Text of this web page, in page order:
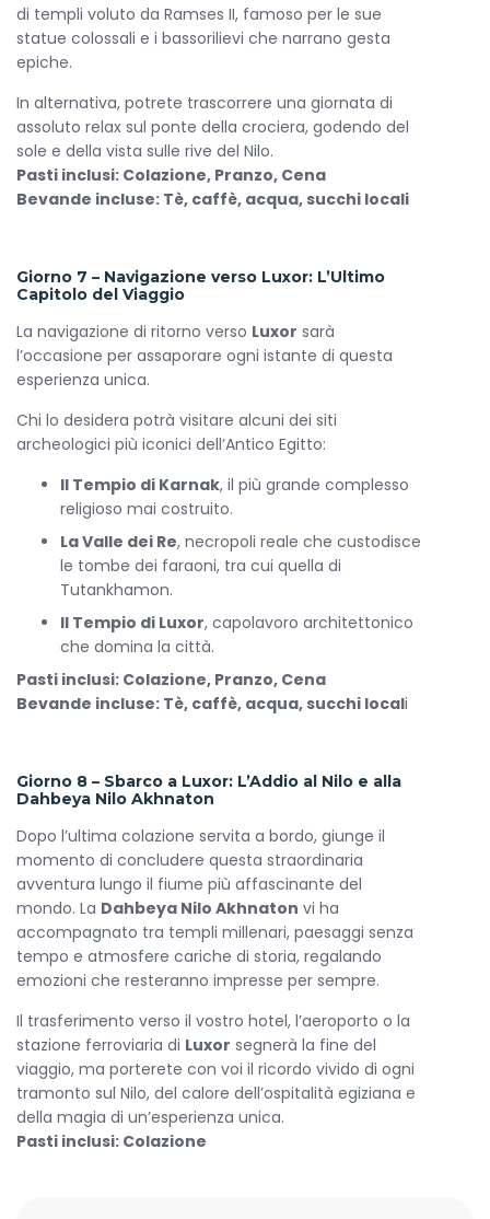
di templi voluto da Ramses II, famoso per le sue
statue colossali e i bassorilievi che narrano gesta
epiche.
In alternativa, potrete trascorrere una giornata di
assoluto relax sul ponte della crociera, godendo del
sole e della vista sulle rive del Nilo.
Pasti inclusi: Colazione, Pranzo, Cena
Bevande incluse: Tè, caffè, acqua, succhi locali
Giorno 7 – Navigazione verso Luxor: L’Ultimo
Capitolo del Viaggio
La navigazione di ritorno verso Luxor sarà
l’occasione per assaporare ogni istante di questa
esperienza unica.
Chi lo desidera potrà visitare alcuni dei siti
archeologici più iconici dell’Antico Egitto:
Il Tempio di Karnak, il più grande complesso
religioso mai costruito.
La Valle dei Re, necropoli reale che custodisce
le tombe dei faraoni, tra cui quella di
Tutankhamon.
Il Tempio di Luxor, capolavoro architettonico
che domina la città.
Pasti inclusi: Colazione, Pranzo, Cena
Bevande incluse: Tè, caffè, acqua, succhi locali
Giorno 8 – Sbarco a Luxor: L’Addio al Nilo e alla
Dahbeya Nilo Akhnaton
Dopo l’ultima colazione servita a bordo, giunge il
momento di concludere questa straordinaria
avventura lungo il fiume più affascinante del
mondo. La Dahbeya Nilo Akhnaton vi ha
accompagnato tra templi millenari, paesaggi senza
tempo e atmosfere cariche di storia, regalando
emozioni che resteranno impresse per sempre.
Il trasferimento verso il vostro hotel, l’aeroporto o la
stazione ferroviaria di Luxor segnerà la fine del
viaggio, ma porterete con voi il ricordo vivido di ogni
tramonto sul Nilo, del calore dell’ospitalità egiziana e
della magia di un’esperienza unica.
Pasti inclusi: Colazione